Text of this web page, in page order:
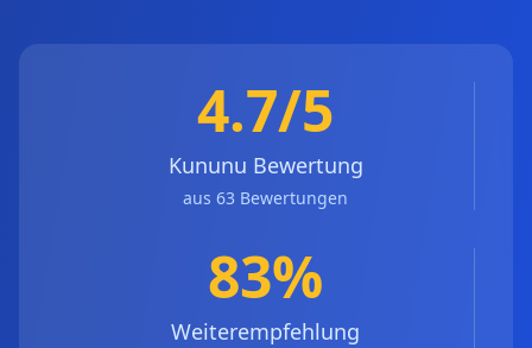
4.7/5
Kununu Bewertung
aus 63 Bewertungen
83%
Weiterempfehlung